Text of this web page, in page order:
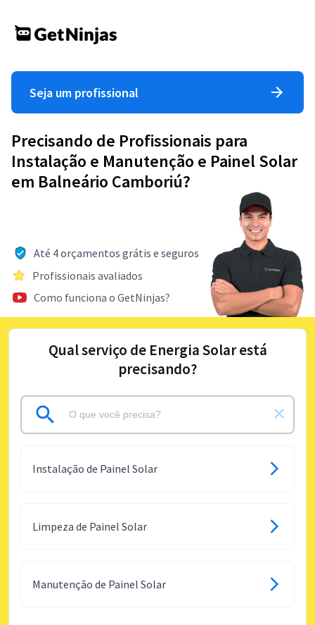
Seja um profissional
Precisando de Profissionais para
Instalação e Manutenção e Painel Solar
em Balneário Camboriú?
Até 4 orçamentos grátis e seguros
Profissionais avaliados
Como funciona o GetNinjas?
Qual serviço de Energia Solar está
precisando?
Instalação de Painel Solar
Limpeza de Painel Solar
Manutenção de Painel Solar